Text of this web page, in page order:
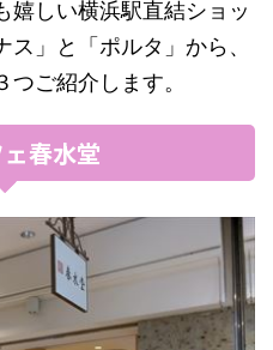
嬉しい横浜駅直結ショッ
」と「ポルタ」から、
ご紹介します。
春水堂